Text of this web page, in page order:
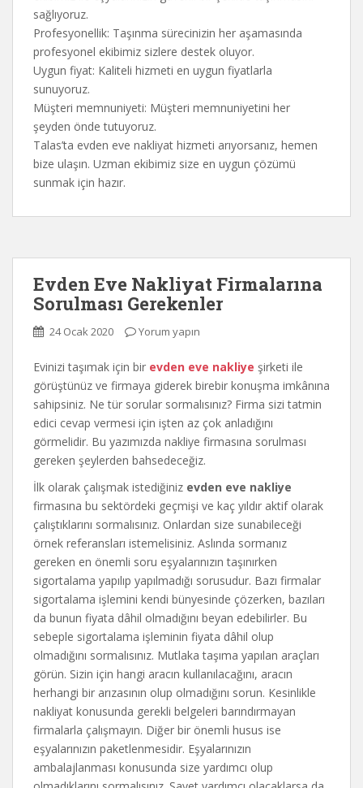
sağlıyoruz.
Profesyonellik: Taşınma sürecinizin her aşamasında
profesyonel ekibimiz sizlere destek oluyor.
Uygun fiyat: Kaliteli hizmeti en uygun fiyatlarla
sunuyoruz.
Müşteri memnuniyeti: Müşteri memnuniyetini her
şeyden önde tutuyoruz.
Talas’ta evden eve nakliyat hizmeti arıyorsanız, hemen
bize ulaşın. Uzman ekibimiz size en uygun çözümü
sunmak için hazır.
Evden Eve Nakliyat Firmalarına
Sorulması Gerekenler
24 Ocak 2020 Yorum yapın
Evinizi taşımak için bir evden eve nakliye şirketi ile
görüştünüz ve firmaya giderek birebir konuşma imkânına
sahipsiniz. Ne tür sorular sormalısınız? Firma sizi tatmin
edici cevap vermesi için işten az çok anladığını
görmelidir. Bu yazımızda nakliye firmasına sorulması
gereken şeylerden bahsedeceğiz.
İlk olarak çalışmak istediğiniz evden eve nakliye
firmasına bu sektördeki geçmişi ve kaç yıldır aktif olarak
çalıştıklarını sormalısınız. Onlardan size sunabileceği
örnek referansları istemelisiniz. Aslında sormanız
gereken en önemli soru eşyalarınızın taşınırken
sigortalama yapılıp yapılmadığı sorusudur. Bazı firmalar
sigortalama işlemini kendi bünyesinde çözerken, bazıları
da bunun fiyata dâhil olmadığını beyan edebilirler. Bu
sebeple sigortalama işleminin fiyata dâhil olup
olmadığını sormalısınız. Mutlaka taşıma yapılan araçları
görün. Sizin için hangi aracın kullanılacağını, aracın
herhangi bir arızasının olup olmadığını sorun. Kesinlikle
nakliyat konusunda gerekli belgeleri barındırmayan
firmalarla çalışmayın. Diğer bir önemli husus ise
eşyalarınızın paketlenmesidir. Eşyalarınızın
ambalajlanması konusunda size yardımcı olup